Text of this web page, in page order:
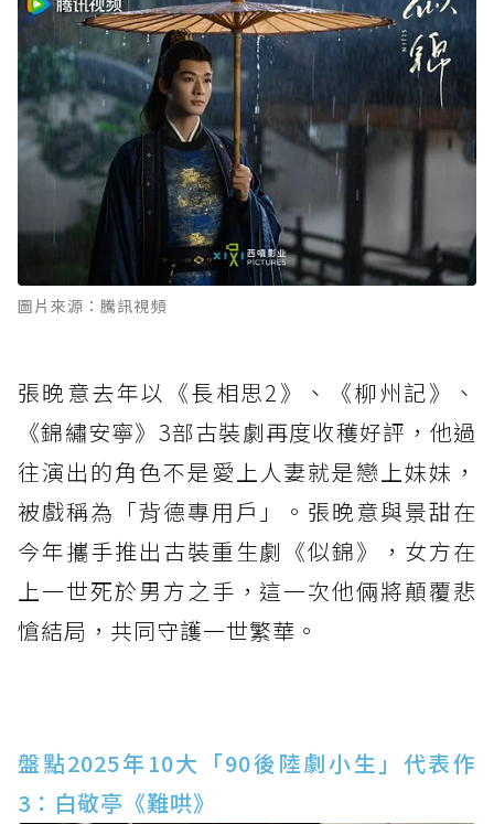
圖片來源：騰訊視頻
張晚意去年以《長相思2》、《柳州記》、
《錦繡安寧》3部古裝劇再度收穫好評，他過
往演出的角色不是愛上人妻就是戀上妹妹，
被戲稱為「背德專用戶」。張晚意與景甜在
今年攜手推出古裝重生劇《似錦》，女方在
上一世死於男方之手，這一次他倆將顛覆悲
愴結局，共同守護一世繁華。
盤點2025年10大「90後陸劇小生」代表作
3：白敬亭《難哄》